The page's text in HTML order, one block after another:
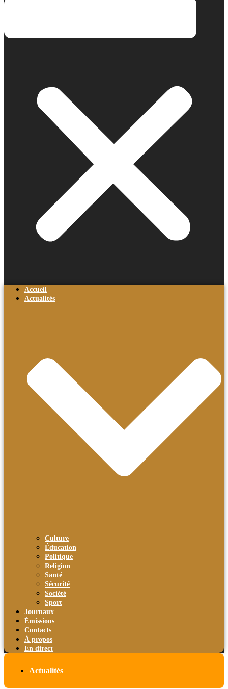
Accueil
Actualités
Culture
Éducation
Politique
Religion
Santé
Sécurité
Société
Sport
Journaux
Émissions
Contacts
À propos
En direct
Actualités